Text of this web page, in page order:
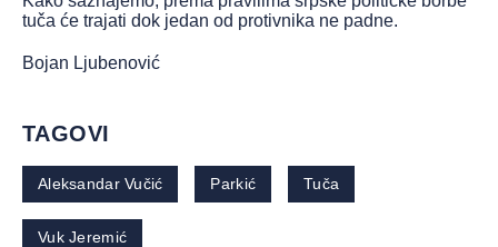
tuča će trajati dok jedan od protivnika ne padne.
Bojan Ljubenović
TAGOVI
Aleksandar Vučić Parkić Tuča
Vuk Jeremić